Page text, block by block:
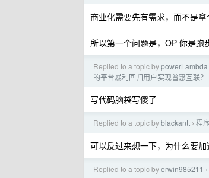
商业化需要先有需求，而不是拿
所以第一个问题是，OP 你是跑
Replied to a topic bypowerLambda
的平台暴利回归用户实现普惠互联？
写代码脑袋写傻了
Replied to a topic byblackantt › 程
可以反过来想一下，为什么要加
Replied to a topic byerwin985211 ›